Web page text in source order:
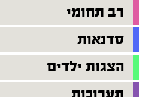
רב תחומי
סדנאות
הצגות ילדים